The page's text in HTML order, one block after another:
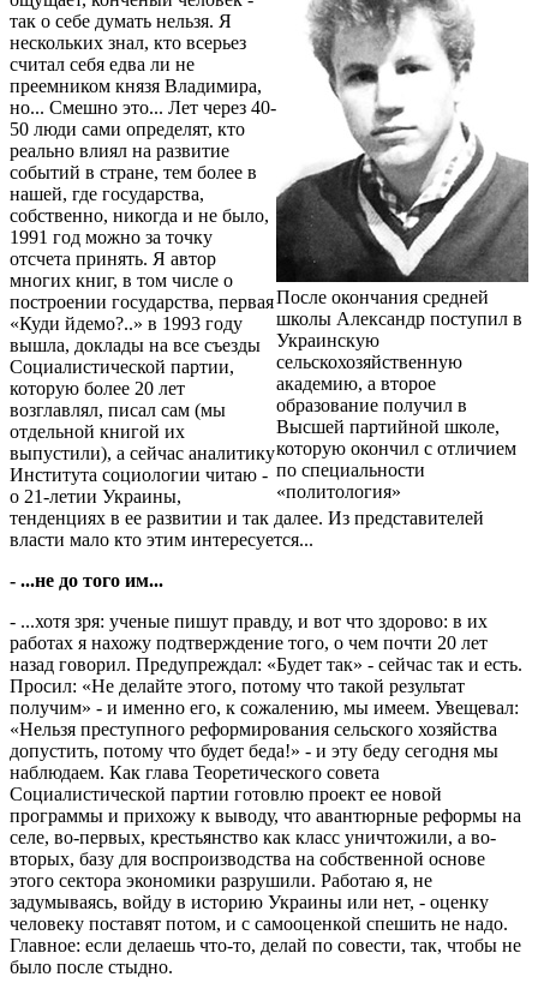
После окончания средней
школы Александр поступил в
Украинскую
сельскохозяйственную
академию, а второе
образование получил в
Высшей партийной школе,
которую окончил с отличием
по специальности
«политология»
так о себе думать нельзя. Я
нескольких знал, кто всерьез
считал себя едва ли не
преемником князя Владимира,
но... Смешно это... Лет через 40-
50 люди сами определят, кто
реально влиял на развитие
событий в стране, тем более в
нашей, где государства,
собственно, никогда и не было,
1991 год можно за точку
отсчета принять. Я автор
многих книг, в том числе о
построении государства, первая
«Куди йдемо?..» в 1993 году
вышла, доклады на все съезды
Социалистической партии,
которую более 20 лет
возглавлял, писал сам (мы
отдельной книгой их
выпустили), а сейчас аналитику
Института социологии читаю -
о 21-летии Украины,
тенденциях в ее развитии и так далее. Из представителей
власти мало кто этим интересуется...
- ...не до того им...
- ...хотя зря: ученые пишут правду, и вот что здорово: в их
работах я нахожу подтверждение того, о чем почти 20 лет
назад говорил. Предупреждал: «Будет так» - сейчас так и есть.
Просил: «Не делайте этого, потому что такой результат
получим» - и именно его, к сожалению, мы имеем. Увещевал:
«Нельзя преступного реформирования сельского хозяйства
допустить, потому что будет беда!» - и эту беду сегодня мы
наблюдаем. Как глава Теоретического совета
Социалистической партии готовлю проект ее новой
программы и прихожу к выводу, что авантюрные реформы на
селе, во-первых, крестьянство как класс уничтожили, а во-
вторых, базу для воспроизводства на собственной основе
этого сектора экономики разрушили. Работаю я, не
задумываясь, войду в историю Украины или нет, - оценку
человеку поставят потом, и с самооценкой спешить не надо.
Главное: если делаешь что-то, делай по совести, так, чтобы не
было после стыдно.